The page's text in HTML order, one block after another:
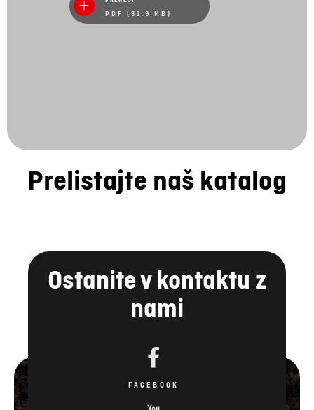
PDF (31.9 MB)
Prelistajte naš katalog
Ostanite v kontaktu z
nami
FACEBOOK